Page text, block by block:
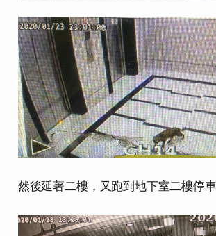
然後延著二樓，又跑到地下室二樓停車